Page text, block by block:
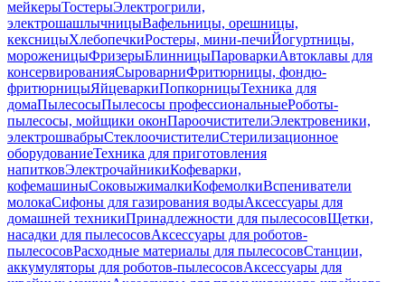
мейкерыТостерыЭлектрогрили,
электрошашлычницыВафельницы, орешницы,
кексницыХлебопечкиРостеры, мини-печиЙогуртницы,
мороженицыФризерыБлинницыПароваркиАвтоклавы для
консервированияСыроварниФритюрницы, фондю-
фритюрницыЯйцеваркиПопкорницыТехника для
домаПылесосыПылесосы профессиональныеРоботы-
пылесосы, мойщики оконПароочистителиЭлектровеники,
электрошвабрыСтеклоочистителиСтерилизационное
оборудованиеТехника для приготовления
напитковЭлектрочайникиКофеварки,
кофемашиныСоковыжималкиКофемолкиВспениватели
молокаСифоны для газирования водыАксессуары для
домашней техникиПринадлежности для пылесосовЩетки,
насадки для пылесосовАксессуары для роботов-
пылесосовРасходные материалы для пылесосовСтанции,
аккумуляторы для роботов-пылесосовАксессуары для